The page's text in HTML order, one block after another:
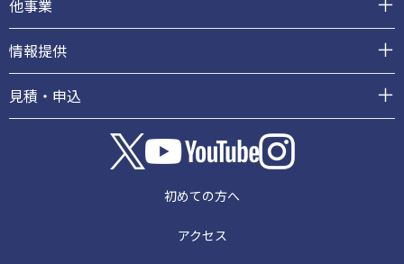
他事業
情報提供
見積・申込
初めての方へ
アクセス